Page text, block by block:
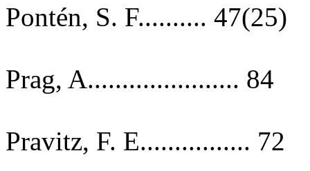
Pontén, S. F.......... 47(25)
Prag, A...................... 84
Pravitz, F. E................ 72